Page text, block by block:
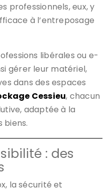
professionnels, eux, y
à l’entreposage
libérales ou e-
gérer leur matériel,
dans des espaces
Cessieu, chacun
adaptée à la
biens.
: des
la sécurité et